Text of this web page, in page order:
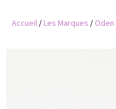
Accueil /Les Marques / Oden